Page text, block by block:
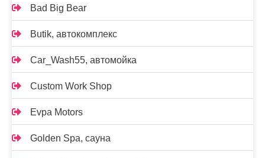
Bad Big Bear
Butik, автокомплекс
Car_Wash55, автомойка
Custom Work Shop
Evpa Motors
Golden Spa, сауна